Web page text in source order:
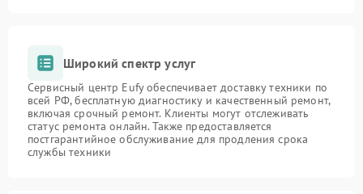
Широкий спектр услуг
Сервисный центр Eufy обеспечивает доставку техники по
всей РФ, бесплатную диагностику и качественный ремонт,
включая срочный ремонт. Клиенты могут отслеживать
статус ремонта онлайн. Также предоставляется
постгарантийное обслуживание для продления срока
службы техники